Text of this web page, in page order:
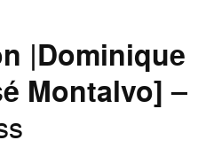
|Dominique
Montalvo] –